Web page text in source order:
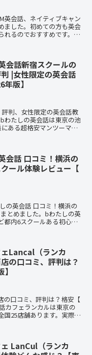
会話、ネイティブキャン
ました。初めての方も英会
れるのでおすすめです。ま
会話新宿スクールの
|女性限定の英会話
版】
判、女性限定の英会話教
わたしの英会話は東京の池
ある超格安マンツーマン
会話 口コミ！横浜の
ール体験レビュー【
の英会話 口コミ！横浜の
とめました。bわたしの英
都内6スクールある初心者
Lancal（ランカ
の口コミ、評判は？
の口コミ、評判は？格安【
カフェランカルは東京の
国25店舗あります。実際に
LanCul（ランカ